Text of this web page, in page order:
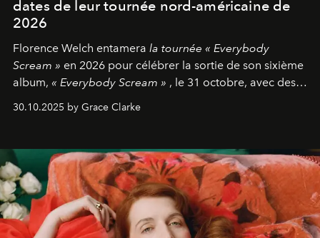
dates de leur tournée nord-américaine de
2026
Florence Welch entamera la tournée « Everybody
Scream » en 2026 pour célébrer la sortie de son sixième
album, « Everybody Scream » , le 31 octobre, avec des
30.10.2025 by Grace Clarke